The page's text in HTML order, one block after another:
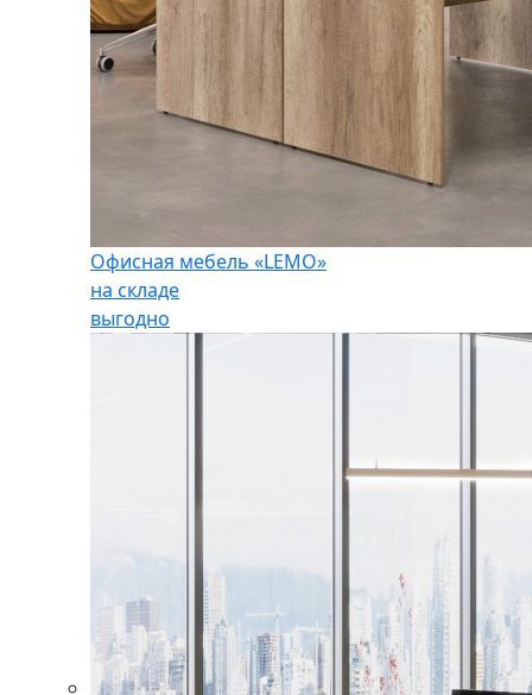
Офисная мебель «LEMO»
на складе
выгодно